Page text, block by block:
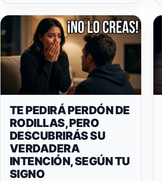
TE PEDIRÁ PERDÓN DE
RODILLAS, PERO
DESCUBRIRÁS SU
VERDADERA
INTENCIÓN, SEGÚN TU
SIGNO